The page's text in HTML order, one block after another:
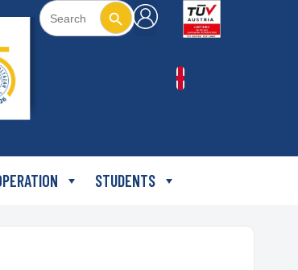
Search
for:
Search Button
STUDENTS